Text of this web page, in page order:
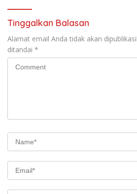
Tinggalkan Balasan
Alamat email Anda tidak akan
ditandai *